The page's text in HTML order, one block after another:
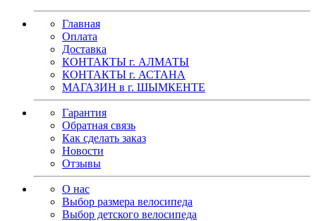
Главная
Оплата
Доставка
КОНТАКТЫ г. АЛМАТЫ
КОНТАКТЫ г. АСТАНА
МАГАЗИН в г. ШЫМКЕНТЕ
Гарантия
Обратная связь
Как сделать заказ
Новости
Отзывы
О нас
Выбор размера велосипеда
Выбор детского велосипеда